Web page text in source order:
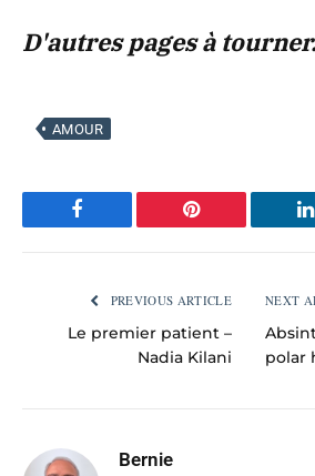
D'autres pages à
AMOUR
Facebook Pinterest
PREVIOUS ARTICLE
Le premier patient –
Nadia Kilani
NEXT
polar
Bernie